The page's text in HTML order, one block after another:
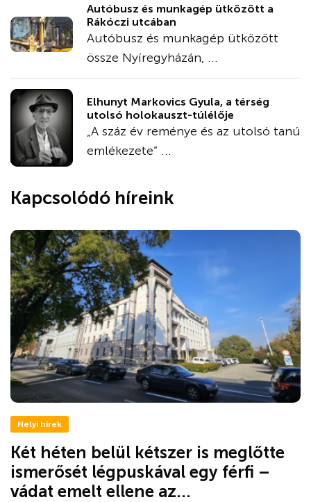
Autóbusz és munkagép ütközött a
Rákóczi utcában
Autóbusz és munkagép ütközött
össze Nyíregyházán, ...
Elhunyt Markovics Gyula, a térség
utolsó holokauszt-túlélője
„A száz év reménye és az utolsó tanú
emlékezete” ...
Kapcsolódó híreink
Helyi hírek
Két héten belül kétszer is meglőtte
ismerősét légpuskával egy férfi –
vádat emelt ellene az...